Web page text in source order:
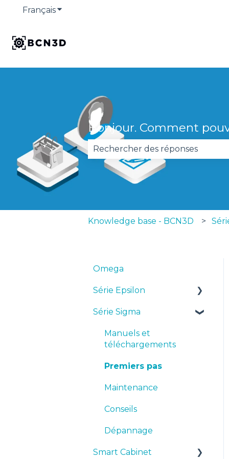
FrançaisAfficher le sous-menu pour les traductions
Bonjour. Comment
Il n'y a aucune suggestion car
Knowledge base - BCN3D
Omega
Série Epsilon
Manuels et
Premiers pas
Maintenance
Conseils
Dépannage
Série Sigma
Manuels et
téléchargements
Premiers pas
Maintenance
Conseils
Dépannage
Smart Cabinet